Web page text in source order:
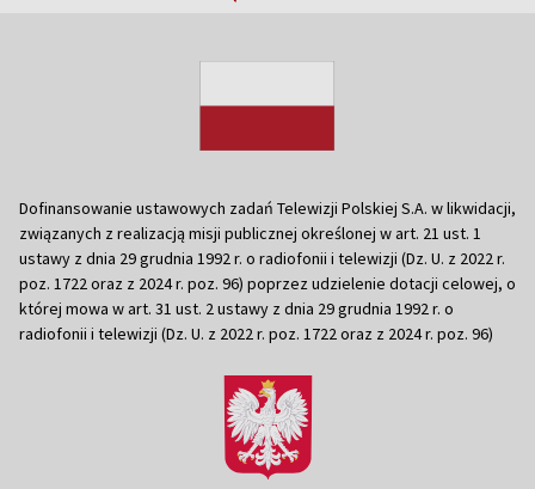
Dofinansowanie ustawowych zadań Telewizji Polskiej S.A. w likwidacji,
związanych z realizacją misji publicznej określonej w art. 21 ust. 1
ustawy z dnia 29 grudnia 1992 r. o radiofonii i telewizji (Dz. U. z 2022 r.
poz. 1722 oraz z 2024 r. poz. 96) poprzez udzielenie dotacji celowej, o
której mowa w art. 31 ust. 2 ustawy z dnia 29 grudnia 1992 r. o
radiofonii i telewizji (Dz. U. z 2022 r. poz. 1722 oraz z 2024 r. poz. 96)